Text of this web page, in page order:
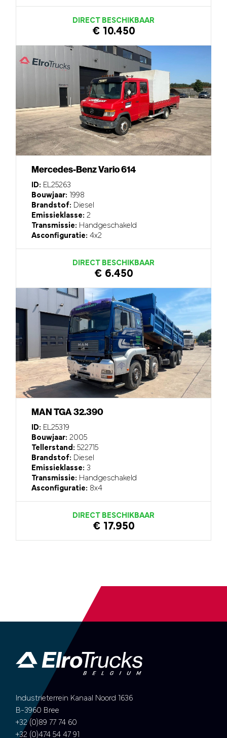
DIRECT BESCHIKBAAR
€ 10.450
Mercedes-Benz Vario 614
ID: EL25263
Bouwjaar: 1998
Brandstof: Diesel
Emissieklasse: 2
Transmissie: Handgeschakeld
Asconfiguratie: 4x2
DIRECT BESCHIKBAAR
€ 6.450
MAN TGA 32.390
ID: EL25319
Bouwjaar: 2005
Tellerstand: 522715
Brandstof: Diesel
Emissieklasse: 3
Transmissie: Handgeschakeld
Asconfiguratie: 8x4
DIRECT BESCHIKBAAR
€ 17.950
Industrieterrein Kanaal Noord 1636
B-3960 Bree
+32 (0)89 77 74 60
+32 (0)474 54 47 91